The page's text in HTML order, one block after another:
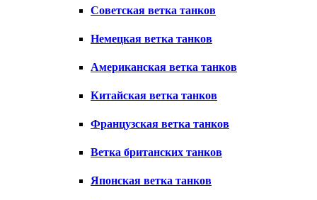
Советская ветка танков
Немецкая ветка танков
Американская ветка танков
Китайская ветка танков
Французская ветка танков
Ветка британских танков
Японская ветка танков